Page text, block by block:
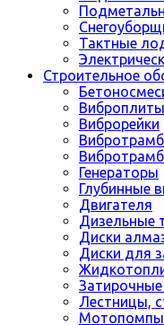
Тактные
Строительное
Виброплиты
Виброрейки
Генераторы
Глубинные
Двигателя
Дизельные
Диски
Диски для
Лестницы,
Мотопомпы